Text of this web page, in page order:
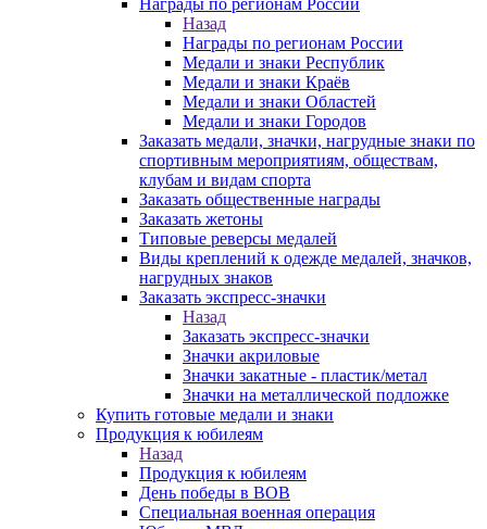
Назад
Награды по регионам России
Медали и знаки Республик
Медали и знаки Краёв
Медали и знаки Областей
Медали и знаки Городов
Заказать медали, значки, нагрудные знаки по
спортивным мероприятиям, обществам,
клубам и видам спорта
Заказать общественные награды
Заказать жетоны
Типовые реверсы медалей
Виды креплений к одежде медалей, значков,
нагрудных знаков
Заказать экспресс-значки
Назад
Заказать экспресс-значки
Значки акриловые
Значки закатные - пластик/метал
Значки на металлической подложке
Купить готовые медали и знаки
Продукция к юбилеям
Назад
Продукция к юбилеям
День победы в ВОВ
Специальная военная операция